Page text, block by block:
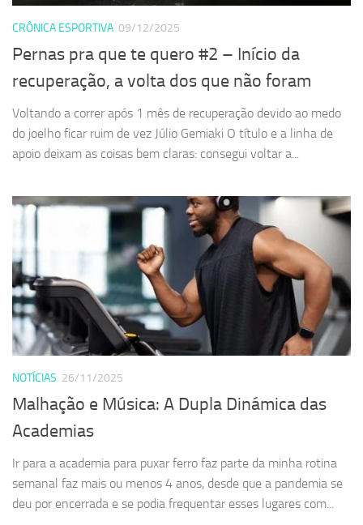
CRÔNICA ESPORTIVA 09/12/2025
Pernas pra que te quero #2 – Início da
recuperação, a volta dos que não foram
Voltando a correr após 1 mês de recuperação devido ao medo
do joelho ficar ruim de vez Júlio Gemiaki O título e a linha de
apoio deixam as coisas bem claras: consegui voltar a...
NOTÍCIAS 26/11/2025
Malhação e Música: A Dupla Dinámica das
Academias
Ir para a academia para puxar ferro faz parte da minha rotina
semanal faz mais ou menos 4 anos, desde que a pandemia se
deu por encerrada e se podia frequentar esses lugares com...